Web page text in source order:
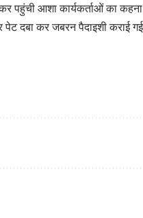
पहुंची आशा कार्यकर्ताओं का
पेट दबा कर जबरन पैदाइशी कराई